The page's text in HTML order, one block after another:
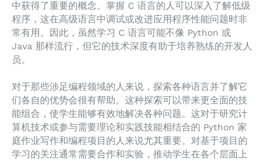
中获得了重要的概念。掌握 C 语言的人可以深入了解低级
程序，这在高级语言中调试或改进应用程序性能问题时非
常有用。因此，虽然学习 C 语言可能不像 Python 或
Java 那样流行，但它的技术深度有助于培养熟练的开发人
员。
对于那些涉足编程领域的人来说，探索各种语言并了解它
们各自的优势会很有帮助。这种探索可以带来更全面的技
能组合，使学生能够有效地解决各种问题。这对于研究计
算机技术或参与需要理论和实践技能相结合的 Python 家
庭作业写作和编程项目的人来说尤其重要。对基于项目的
学习的关注通常需要合作和实验，推动学生在各个层面上